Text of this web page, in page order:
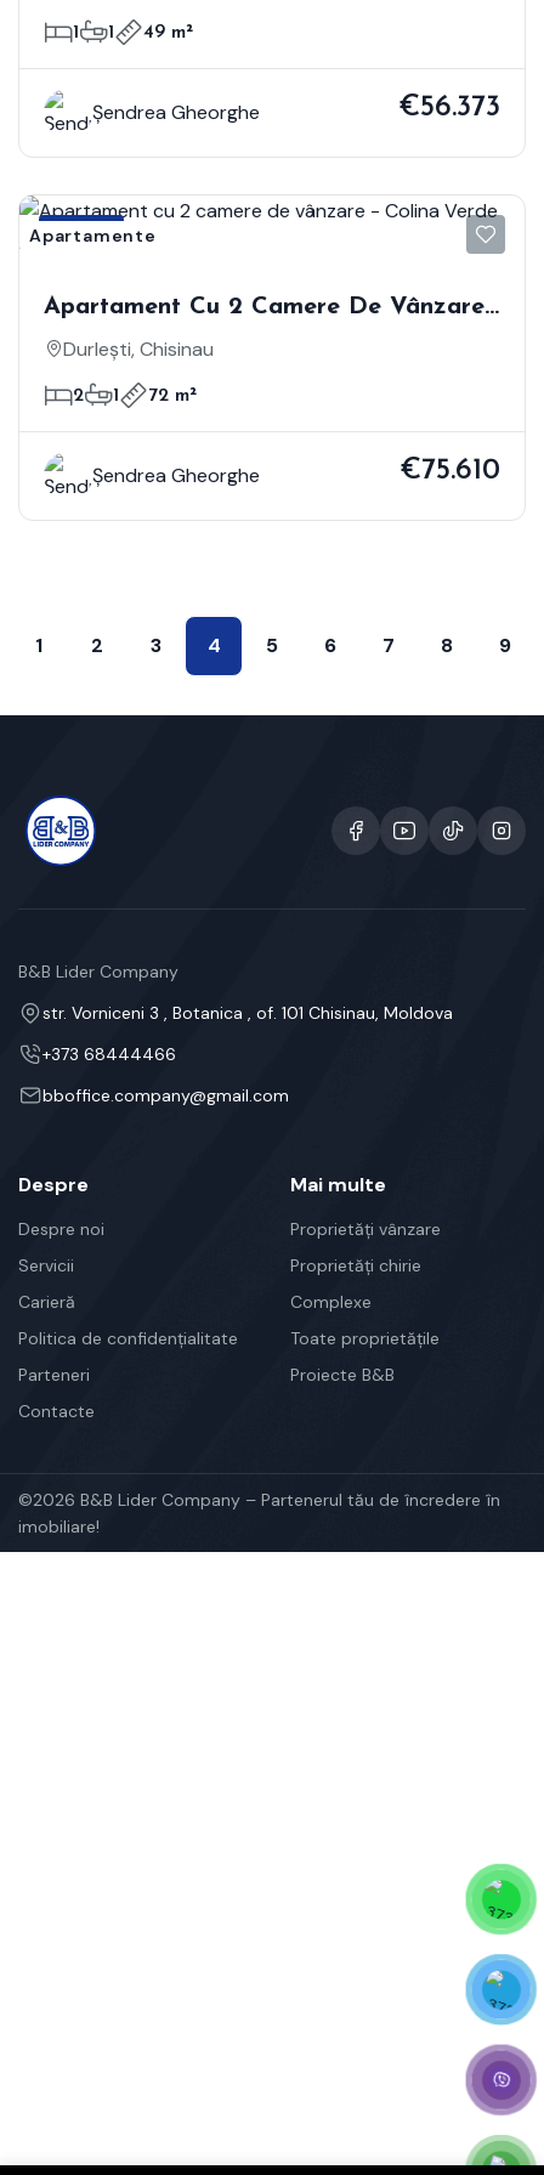
1 1 49 m²
Șendrea Gheorghe €56.373
Vânzare
Apartamente
Apartament Cu 2 Camere De Vânzare -
Colina Verde Residence
Durlești, Chisinau
2 1 72 m²
Șendrea Gheorghe €75.610
1 2 3 4 5 6 7 8 9
B&B Lider Company
str. Vorniceni 3 , Botanica , of. 101 Chisinau, Moldova
+373 68444466
bboffice.company@gmail.com
Despre
Despre noi
Servicii
Carieră
Politica de confidențialitate
Parteneri
Contacte
Mai multe
Proprietăți vânzare
Proprietăți chirie
Complexe
Toate proprietățile
Proiecte B&B
©2026 B&B Lider Company – Partenerul tău de încredere în
imobiliare!